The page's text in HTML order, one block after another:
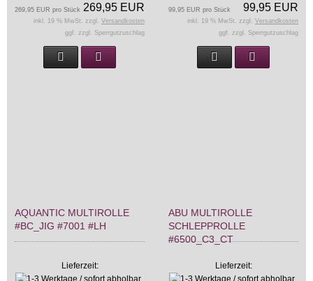
269,95 EUR
269,95 EUR pro Stück
inkl. 19 % MwSt. zzgl. Versandkosten
ggf. zzgl. Sperrgutzuschlag
99,95 EUR
99,95 EUR pro Stück
inkl. 19 % MwSt. zzgl. Versandkosten
ggf. zzgl. Sperrgutzuschlag
AQUANTIC MULTIROLLE
#BC_JIG #7001 #LH
Lieferzeit:
ABU MULTIROLLE
SCHLEPPROLLE
#6500_C3_CT
Lieferzeit: